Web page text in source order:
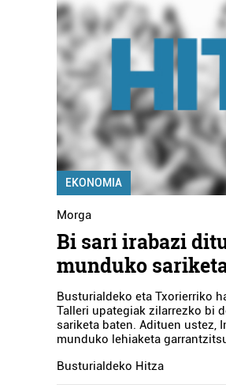
EKONOMIA
Morga
Bi sari irabazi
munduko
Busturialdeko eta Txorierriko
Talleri upategiak zilarrezko bi
sariketa baten. Adituen ustez,
munduko lehiaketa
Busturialdeko Hitza